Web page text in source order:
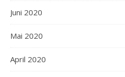
Juni 2020
Mai 2020
April 2020